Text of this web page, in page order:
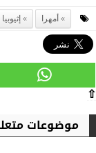
أمهرا إثيوبيا
⇧
موضوعات